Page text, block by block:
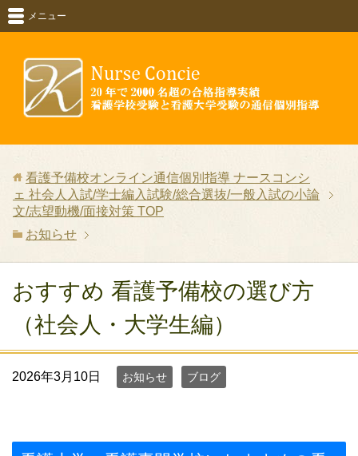
メニュー
看護予備校オンライン通信個別指導 ナースコンシ
ェ 社会人入試/学士編入試験/総合選抜/一般入試の小論
文/志望動機/面接対策 TOP
お知らせ
おすすめ 看護予備校の選び方
（社会人・大学生編）
2026年3月10日 お知らせ ブログ